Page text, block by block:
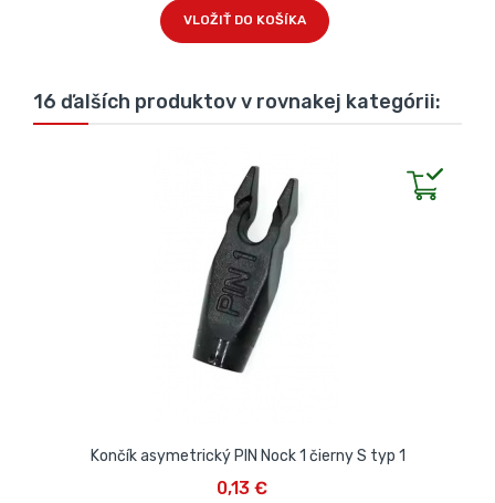
VLOŽIŤ DO KOŠÍKA
16 ďalších produktov v rovnakej kategórii:
Končík asymetrický PIN Nock 1 čierny S typ 1
0,13 €